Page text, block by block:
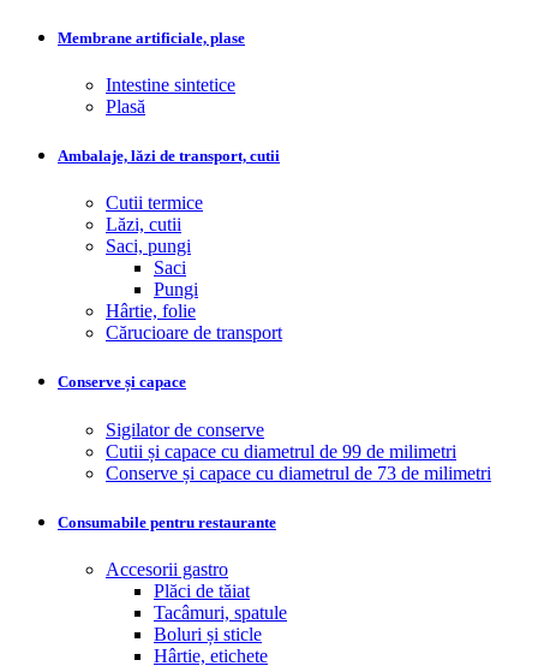
Membrane artificiale, plase
Intestine sintetice
Plasă
Ambalaje, lăzi de transport, cutii
Cutii termice
Lăzi, cutii
Saci, pungi
Saci
Pungi
Hârtie, folie
Cărucioare de transport
Conserve și capace
Sigilator de conserve
Cutii și capace cu diametrul de 99 de milimetri
Conserve și capace cu diametrul de 73 de milimetri
Consumabile pentru restaurante
Accesorii gastro
Plăci de tăiat
Tacâmuri, spatule
Boluri și sticle
Hârtie, etichete